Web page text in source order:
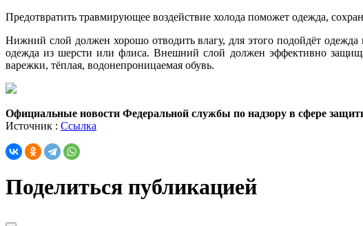
Предотвратить травмирующее воздействие холода поможет одежда,
Нижний слой должен хорошо отводить влагу, для этого подойдёт
одежда из шерсти или флиса. Внешний слой должен эффективно
варежки, тёплая, водонепроницаемая обувь.
Официальные новости Федеральной службы по надзору в сфере
Источник : Ссылка
Поделиться публикацией